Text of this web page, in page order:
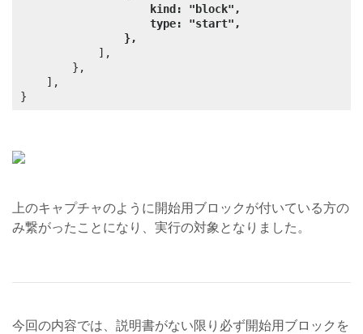
kind: "block",
type: "start",
},
}
上のキャプチャのように開始用ブロックが付いている方の
み繋がったことになり、実行の対象となりました。
今回の内容では、説明書がない限り必ず開始用ブロックを